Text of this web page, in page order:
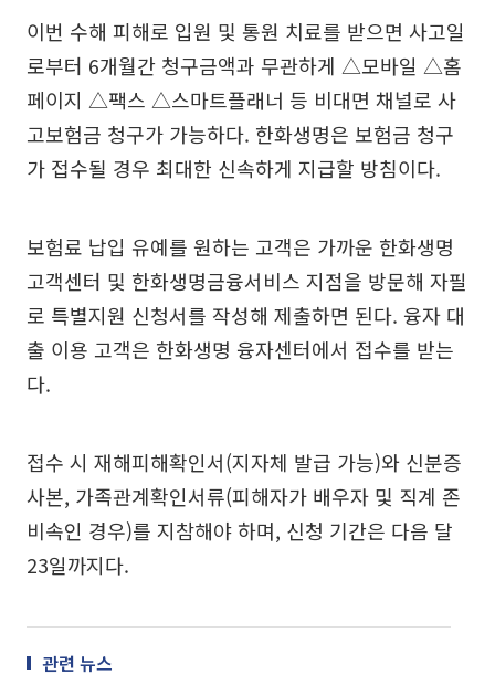
이번 수해 피해로 입원 및 통원 치료를 받으면 사고일
로부터 6개월간 청구금액과 무관하게 △모바일 △홈
페이지 △팩스 △스마트플래너 등 비대면 채널로 사
고보험금 청구가 가능하다. 한화생명은 보험금 청구
가 접수될 경우 최대한 신속하게 지급할 방침이다.
보험료 납입 유예를 원하는 고객은 가까운 한화생명
고객센터 및 한화생명금융서비스 지점을 방문해 자필
로 특별지원 신청서를 작성해 제출하면 된다. 융자 대
출 이용 고객은 한화생명 융자센터에서 접수를 받는
다.
접수 시 재해피해확인서(지자체 발급 가능)와 신분증
사본, 가족관계확인서류(피해자가 배우자 및 직계 존
비속인 경우)를 지참해야 하며, 신청 기간은 다음 달
23일까지다.
관련 뉴스